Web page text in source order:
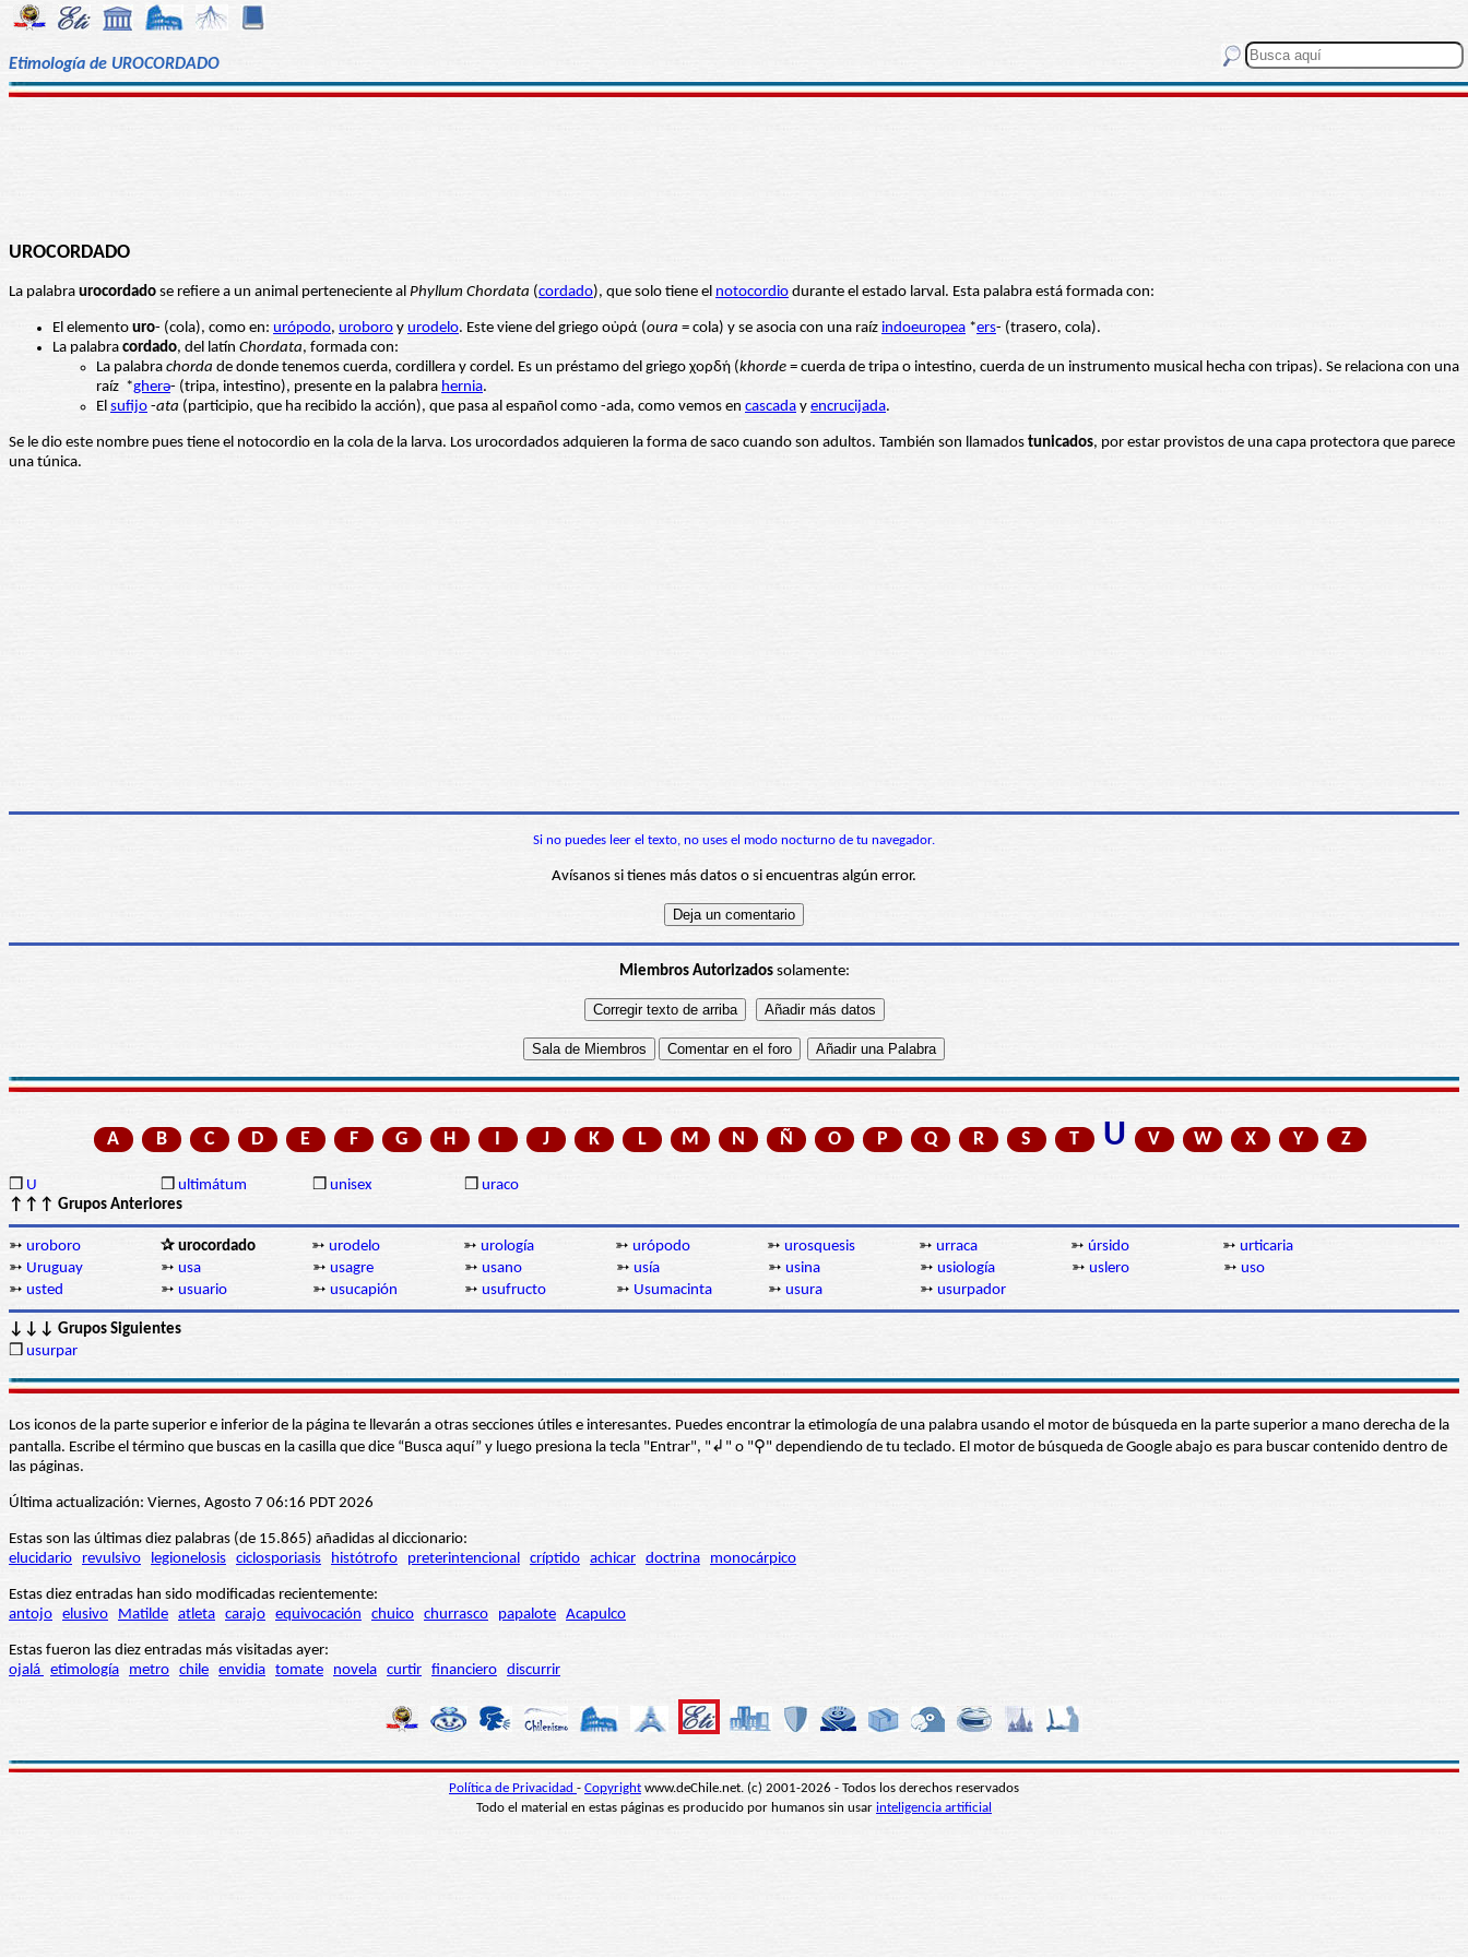
Etimología de UROCORDADO
UROCORDADO
La palabra urocordado se refiere a un animal perteneciente al Phyllum Chordata (cordado), que solo tiene el notocordio durante el estado larval. Esta palabra está formada con:
El elemento uro- (cola), como en: urópodo, uroboro y urodelo. Este viene del griego οὐρά (oura = cola) y se asocia con una raíz indoeuropea *ers- (trasero, cola).
La palabra cordado, del latín Chordata, formada con:
La palabra chorda de donde tenemos cuerda, cordillera y cordel. Es un préstamo del griego χορδή (khorde = cuerda de tripa o intestino, cuerda de un instrumento musical hecha con tripas). Se relaciona con una
raíz *gherə- (tripa, intestino), presente en la palabra hernia.
El sufijo -ata (participio, que ha recibido la acción), que pasa al español como -ada, como vemos en cascada y encrucijada.
Se le dio este nombre pues tiene el notocordio en la cola de la larva. Los urocordados adquieren la forma de saco cuando son adultos. También son llamados tunicados, por estar provistos de una capa protectora que parece
una túnica.
Si no puedes leer el texto, no uses el modo nocturno de tu navegador.
Avísanos si tienes más datos o si encuentras algún error.
Miembros Autorizadossolamente:
A B C D E F G H I J K L M N Ñ O P Q R S T U V W X Y Z
❒ U ❒ ultimátum ❒ unisex ❒ uraco
↑↑↑ Grupos Anteriores
➳ uroboro ✰ urocordado ➳ urodelo ➳ urología ➳ urópodo ➳ urosquesis ➳ urraca ➳ úrsido ➳ urticaria
➳ Uruguay ➳ usa ➳ usagre ➳ usano ➳ usía ➳ usina ➳ usiología ➳ uslero ➳ uso
➳ usted ➳ usuario ➳ usucapión ➳ usufructo ➳ Usumacinta ➳ usura ➳ usurpador
↓↓↓ Grupos Siguientes
❒ usurpar
Los iconos de la parte superior e inferior de la página te llevarán a otras secciones útiles e interesantes. Puedes encontrar la etimología de una palabra usando el motor de búsqueda en la parte superior a mano derecha de la
pantalla. Escribe el término que buscas en la casilla que dice “Busca aquí” y luego presiona la tecla "Entrar", "↲" o "⚲" dependiendo de tu teclado. El motor de búsqueda de Google abajo es para buscar contenido dentro de
las páginas.
Última actualización: Viernes, Agosto 7 06:16 PDT 2026
Estas son las últimas diez palabras (de 15.865) añadidas al diccionario:
elucidario
revulsivo legionelosis ciclosporiasis histótrofo preterintencional críptido achicar doctrina monocárpico
Estas diez entradas han sido modificadas recientemente:
antojo elusivo Matilde atleta carajo equivocación chuico churrasco papalote Acapulco
Estas fueron las diez entradas más visitadas ayer:
ojalá etimología metro chile envidia tomate novela curtir financiero discurrir
Política de Privacidad - Copyright www.deChile.net. (c) 2001-2026 - Todos los derechos reservados
Todo el material en estas páginas es producido por humanos sin usar inteligencia artificial